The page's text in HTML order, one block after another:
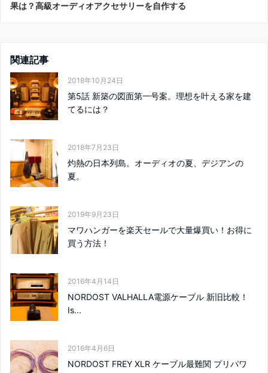
果は？高級オーディオアクセサリーを自作する
関連記事
2018年10月24日
第5話 新築の図面第一号案。理想を叶える家を建
てるには？
2018年7月23日
灼熱の日本列島。オーディオの夏、デジアンの
夏。
2019年9月23日
マワハンガーを楽天セールで大量爆買い！お得に
買う方法！
2016年4月14日
NORDOST VALHALLA電源ケーブル 新旧比較！
Is...
2016年4月6日
NORDOST FREY XLR ケーブル最難関 プリパワ